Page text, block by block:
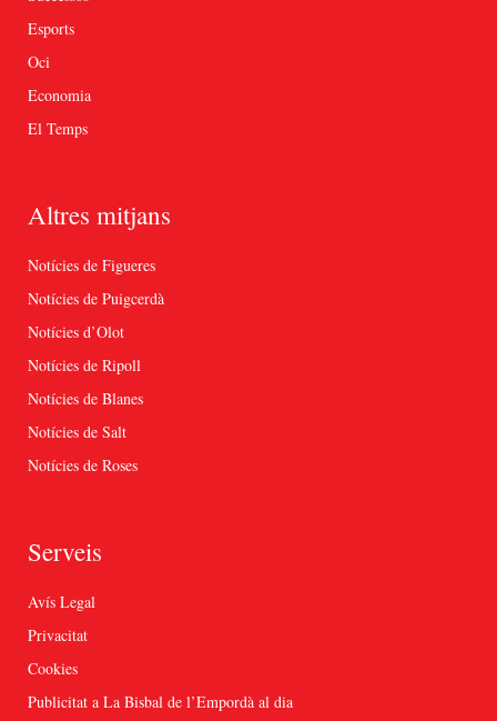
Esports
Oci
Economia
El Temps
Altres mitjans
Notícies de Figueres
Notícies de Puigcerdà
Notícies d’Olot
Notícies de Ripoll
Notícies de Blanes
Notícies de Salt
Notícies de Roses
Serveis
Avís Legal
Privacitat
Cookies
Publicitat a La Bisbal de l’Empordà al dia